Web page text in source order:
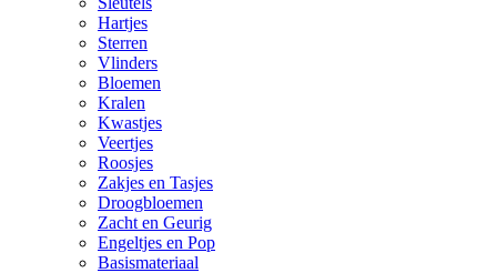
Hartjes
Sterren
Vlinders
Bloemen
Kralen
Kwastjes
Veertjes
Roosjes
Zakjes en Tasjes
Droogbloemen
Zacht en Geurig
Engeltjes en Pop
Basismateriaal